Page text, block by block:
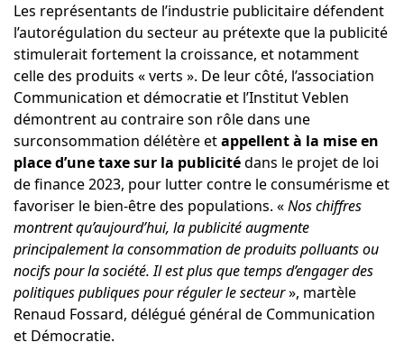
Les représentants de l’industrie publicitaire défendent
l’autorégulation du secteur au prétexte que la publicité
stimulerait fortement la croissance, et notamment
celle des produits « verts ». De leur côté, l’association
Communication et démocratieet l’Institut Veblen
démontrent au contraire son rôle dans une
surconsommation délétère etappellent à la mise en
place d’une taxe sur la publicitédans le projet de loi
de finance 2023, pour lutter contre le consumérisme et
favoriser le bien-être des populations. «Nos chiffres
montrent qu’aujourd’hui, la publicité augmente
principalement la consommation de produits polluants ou
nocifs pour la société. Il est plus que temps d’engager des
politiques publiques pour réguler le secteur», martèle
Renaud Fossard, délégué général de Communication
et Démocratie.